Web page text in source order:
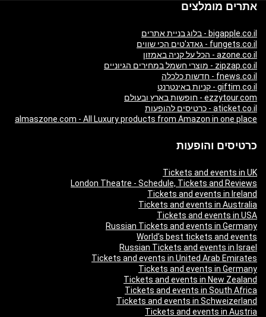
אתרים מומלצים
bigapple.co.il - בלוג בניית אתרים
fungets.co.il - גאדג'טים הכי שווים
azone.co.il - הכל על קניה באמזון
zipzap.co.il - מוצרי חשמל במחירים הגיוניים
fnews.co.il - חדשות כלכלה
giftim.co.il - קניות באינטרנט
ezzytour.com - חופשות בארץ ובעולם
aticket.co.il - כרטיסים להופעות
almaszone.com - All Luxury products from Amazon in one place
כרטיסים והופעות
Tickets and events in UK
London Theatre - Schedule, Tickets and Reviews
Tickets and events in Ireland
Tickets and events in Australia
Tickets and events in USA
Russian Tickets and events in Germany
World’s best tickets and events
Russian Tickets and events in Israel
Tickets and events in United Arab Emirates
Tickets and events in Germany
Tickets and events in New Zealand
Tickets and events in South Africa
Tickets and events in Schweizerland
Tickets and events in Austria